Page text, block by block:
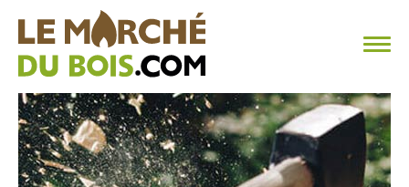
CHAUFFAGE AU BOIS
FAQ